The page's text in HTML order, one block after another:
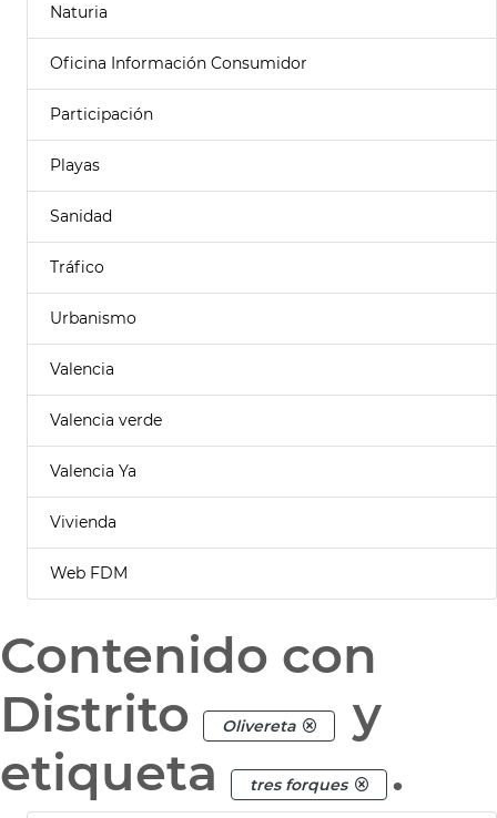
Naturia
Oficina Información Consumidor
Participación
Playas
Sanidad
Tráfico
Urbanismo
Valencia
Valencia verde
Valencia Ya
Vivienda
Web FDM
Contenido con
Distrito
Olivereta
y
etiqueta
tres forques .